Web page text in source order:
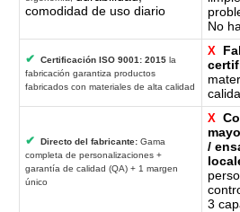
comodidad de uso diario
No
✔ Certificación ISO 9001: 2015 la
fabricación garantiza productos
fabricados con materiales de alta calidad
X
✔ Directo del fabricante: Gama
completa de personalizaciones +
garantía de calidad (QA) + 1 margen
único
X
/
3